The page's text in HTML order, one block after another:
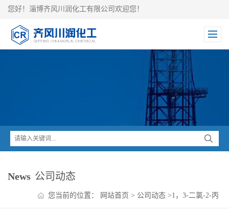
您好！淄博齐风川润化工有限公司欢迎您！
News 公司动态
您当前的位置： 网站首页 > 公司动态 >1，3-二氯-2-丙